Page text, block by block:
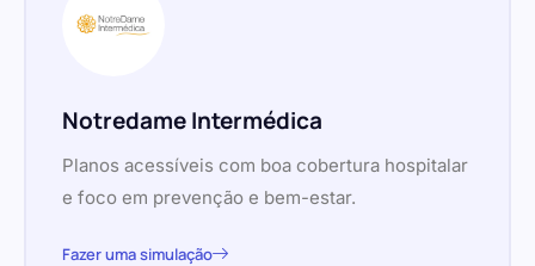
Notredame Intermédica
Planos acessíveis com boa cobertura hospitalar
e foco em prevenção e bem-estar.
Fazer uma simulação